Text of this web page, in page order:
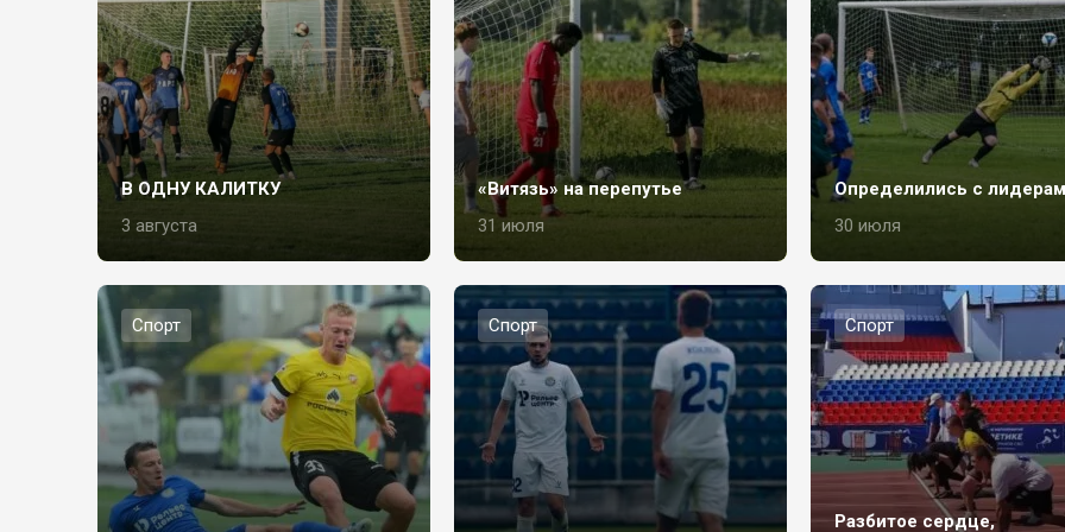
В ОДНУ КАЛИТКУ
3 августа
«Витязь» на перепутье
31 июля
Определились с
30 июля
Спорт Спорт Спорт
Разбитое сердце,